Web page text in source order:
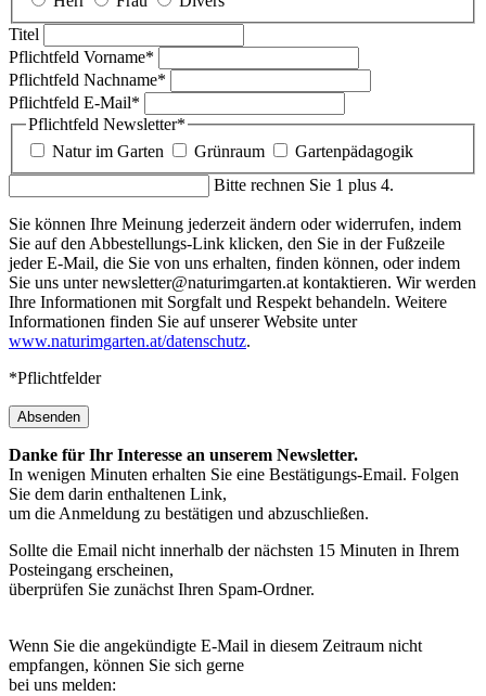
Titel
Pflichtfeld Vorname*
Pflichtfeld Nachname*
Pflichtfeld E-Mail*
Pflichtfeld Newsletter*
Natur im Garten
Grünraum
Gartenpädagogik
Bitte rechnen Sie 1 plus 4.
Sie können Ihre Meinung jederzeit ändern oder widerrufen, indem
Sie auf den Abbestellungs-Link klicken, den Sie in der Fußzeile
jeder E-Mail, die Sie von uns erhalten, finden können, oder indem
Sie uns unter newsletter@naturimgarten.at kontaktieren. Wir werden
Ihre Informationen mit Sorgfalt und Respekt behandeln. Weitere
Informationen finden Sie auf unserer Website unter
www.naturimgarten.at/datenschutz.
*Pflichtfelder
Absenden
Danke für Ihr Interesse an unserem Newsletter.
In wenigen Minuten erhalten Sie eine Bestätigungs-Email. Folgen
Sie dem darin enthaltenen Link,
um die Anmeldung zu bestätigen und abzuschließen.
Sollte die Email nicht innerhalb der nächsten 15 Minuten in Ihrem
Posteingang erscheinen,
überprüfen Sie zunächst Ihren Spam-Ordner.
Wenn Sie die angekündigte E-Mail in diesem Zeitraum nicht
empfangen, können Sie sich gerne
bei uns melden: